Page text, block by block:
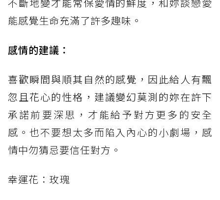
能感覺生命充滿了許多趣味。
感情的建議：
喜歡瞬間與順其自然的感覺，因此給人有飄
忽且花心的性格，建議變幻莫測的妳在許下
承諾前要深思，才能給予對方更多的安全
感。也不要想太多而陷入內心的小劇場，感
情中勿猜忌要信任對方。
幸運花：玫瑰